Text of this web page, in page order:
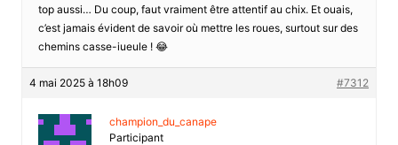
top aussi… Du coup, faut vraiment être attentif au chix. Et ouais,
c’est jamais évident de savoir où mettre les roues, surtout sur des
chemins casse-iueule ! 😂
4 mai 2025 à 18h09 #7312
champion_du_canape
Participant